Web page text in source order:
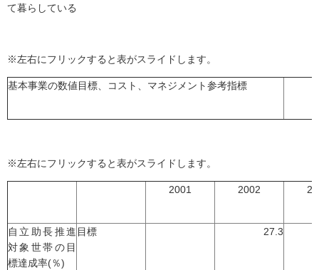
て暮らしている
※左右にフリックすると表がスライドします。
基本事業の数値目標、コスト、マネジメント参考指標
※左右にフリックすると表がスライドします。
2001 2002
自立助長推進
対象世帯の目
標達成率(％)
目標 27.3